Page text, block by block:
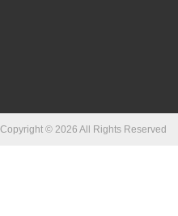
Copyright © 2026 All Rights Reserved